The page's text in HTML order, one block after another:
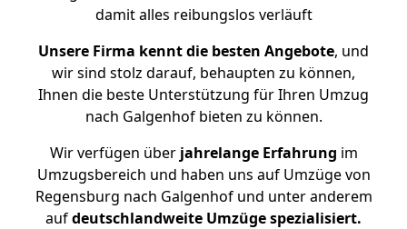
damit alles reibungslos verläuft
Unsere Firma kennt die besten Angebote, und
wir sind stolz darauf, behaupten zu können,
Ihnen die beste Unterstützung für Ihren Umzug
nach Galgenhof bieten zu können.
Wir verfügen überjahrelange Erfahrung im
Umzugsbereich und haben uns auf Umzüge von
Regensburg nach Galgenhof und unter anderem
aufdeutschlandweite Umzüge spezialisiert.